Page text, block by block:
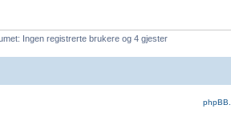
Ingen registrerte brukere og 4 gjester